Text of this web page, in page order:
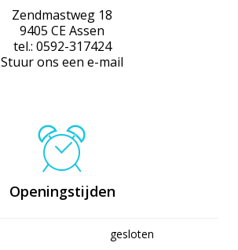
Zendmastweg 18
9405 CE Assen
tel.: 0592-317424
Stuur ons een e-mail
Openingstijden
gesloten